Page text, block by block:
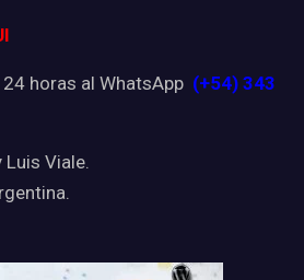
horas al WhatsApp (+54) 343
Viale.